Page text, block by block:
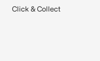
Click & Collect